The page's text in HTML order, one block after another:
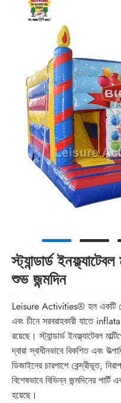
স্ট্যান্ডার্ড
শুভ জন্মদিন
Leisure Activities® হল একটি
এবং চীনে সরবরাহকারী যাতে
রয়েছে। স্ট্যান্ডার্ড ইনফ্ল্যাটেবল
দ্বারা স্বাধীনভাবে বিকশিত এবং
ডিজাইনের চারপাশে কেন্দ্রীভূত,
বিশেষভাবে বিভিন্ন জন্মদিনের
হয়েছে।